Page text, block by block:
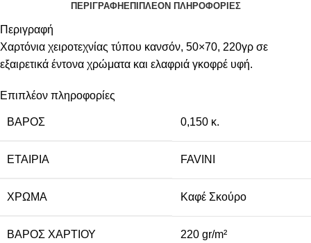
ΠΕΡΙΓΡΑΦΉ ΕΠΙΠΛΈΟΝ ΠΛΗΡΟΦΟΡΊΕΣ
Περιγραφή
Χαρτόνια χειροτεχνίας τύπου κανσόν, 50×70, 220γρ σε
εξαιρετικά έντονα χρώματα και ελαφριά γκοφρέ υφή.
Επιπλέον πληροφορίες
ΒΆΡΟΣ 0,150 κ.
ΕΤΑΙΡΊΑ FAVINI
ΧΡΏΜΑ Καφέ Σκούρο
ΒΆΡΟΣ ΧΑΡΤΙΟΎ 220 gr/m²